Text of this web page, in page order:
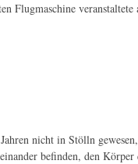
Flugmaschine
nicht in Stölln
befinden, den